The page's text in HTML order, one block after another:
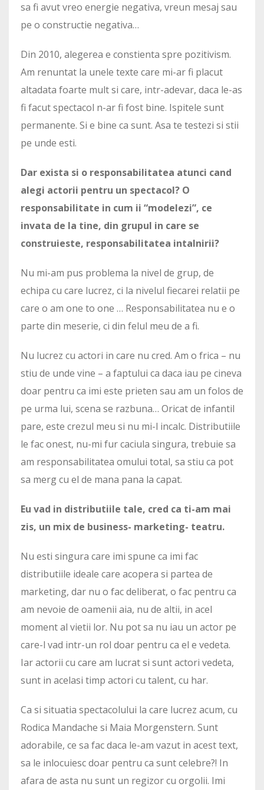
sa fi avut vreo energie negativa, vreun mesaj sau
pe o constructie negativa…
Din 2010, alegerea e constienta spre pozitivism.
Am renuntat la unele texte care mi-ar fi placut
altadata foarte mult si care, intr-adevar, daca le-as
fi facut spectacol n-ar fi fost bine. Ispitele sunt
permanente. Si e bine ca sunt. Asa te testezi si stii
pe unde esti.
Dar exista si o responsabilitatea atunci cand
alegi actorii pentru un spectacol? O
responsabilitate in cum ii “modelezi”, ce
invata de la tine, din grupul in care se
construieste, responsabilitatea intalnirii?
Nu mi-am pus problema la nivel de grup, de
echipa cu care lucrez, ci la nivelul fiecarei relatii pe
care o am one to one … Responsabilitatea nu e o
parte din meserie, ci din felul meu de a fi.
Nu lucrez cu actori in care nu cred. Am o frica – nu
stiu de unde vine – a faptului ca daca iau pe cineva
doar pentru ca imi este prieten sau am un folos de
pe urma lui, scena se razbuna… Oricat de infantil
pare, este crezul meu si nu mi-l incalc. Distributiile
le fac onest, nu-mi fur caciula singura, trebuie sa
am responsabilitatea omului total, sa stiu ca pot
sa merg cu el de mana pana la capat.
Eu vad in distributiile tale, cred ca ti-am mai
zis, un mix de business- marketing- teatru.
Nu esti singura care imi spune ca imi fac
distributiile ideale care acopera si partea de
marketing, dar nu o fac deliberat, o fac pentru ca
am nevoie de oamenii aia, nu de altii, in acel
moment al vietii lor. Nu pot sa nu iau un actor pe
care-l vad intr-un rol doar pentru ca el e vedeta.
Iar actorii cu care am lucrat si sunt actori vedeta,
sunt in acelasi timp actori cu talent, cu har.
Ca si situatia spectacolului la care lucrez acum, cu
Rodica Mandache si Maia Morgenstern. Sunt
adorabile, ce sa fac daca le-am vazut in acest text,
sa le inlocuiesc doar pentru ca sunt celebre?! In
afara de asta nu sunt un regizor cu orgolii. Imi